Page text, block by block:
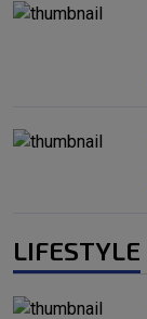
LIFESTYLE